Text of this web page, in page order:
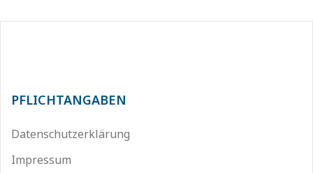
PFLICHTANGABEN
Datenschutzerklärung
Impressum